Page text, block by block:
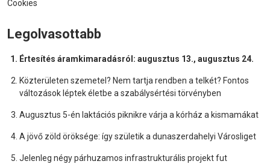
Cookies
Legolvasottabb
Értesítés áramkimaradásról: augusztus 13., augusztus 24.
Közterületen szemetel? Nem tartja rendben a telkét? Fontos
változások léptek életbe a szabálysértési törvényben
Augusztus 5-én laktációs piknikre várja a kórház a kismamákat
A jövő zöld öröksége: így születik a dunaszerdahelyi Városliget
Jelenleg négy párhuzamos infrastrukturális projekt fut